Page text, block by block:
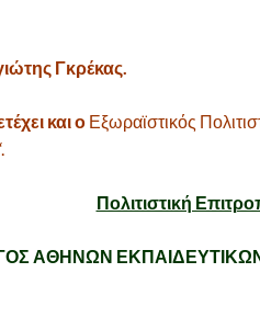
Γκρέκας.
και ο Εξωραϊστικός
Πολιτιστική
ΑΘΗΝΩΝ